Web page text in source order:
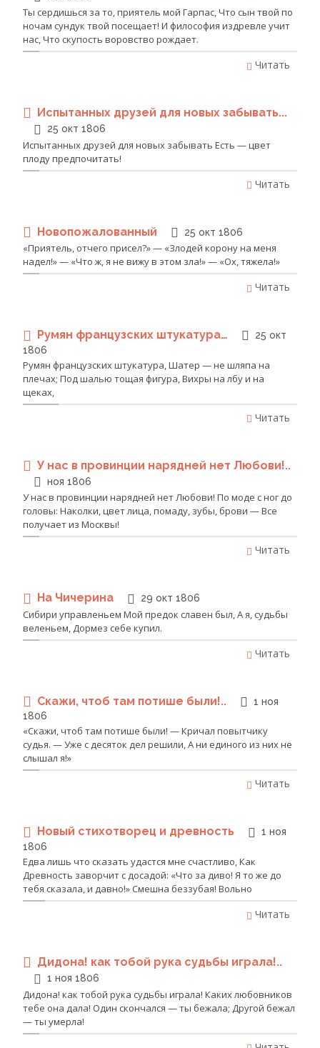
Ты сердишься за то, приятель мой Гарпас, Что сын твой по
ночам сундук твой посещает! И философия издревле учит
нас, Что скупость воровство рождает.
Читать
Испытанных друзей для новых забывать...
25 окт 1806
Испытанных друзей для новых забывать Есть — цвет
плоду предпочитать!
Читать
Новопожалованный 25 окт 1806
«Приятель, отчего присел?» — «Злодей корону на меня
надел!» — «Что ж, я не вижу в этом зла!» — «Ох, тяжела!»
Читать
Румян французских штукатура…
25 окт
1806
Румян французских штукатура, Шатер — не шляпа на
плечах; Под шалью тощая фигура, Вихры на лбу и на
щеках,
Читать
У нас в провинции нарядней нет Любови!..
ноя 1806
У нас в провинции нарядней нет Любови! По моде с ног до
головы: Наколки, цвет лица, помаду, зубы, брови — Все
получает из Москвы!
Читать
На Чичерина 29 окт 1806
Сибири управленьем Мой предок славен был, А я, судьбы
веленьем, Дормез себе купил.
Читать
Скажи, чтоб там потише были!..
1 ноя
1806
«Скажи, чтоб там потише были! — Кричал повытчику
судья. — Уже с десяток дел решили, А ни единого из них не
слышал я!»
Читать
Новый стихотворец и древность
1 ноя
1806
Едва лишь что сказать удастся мне счастливо, Как
Древность заворчит с досадой: «Что за диво! Я то же до
тебя сказала, и давно!» Смешна беззубая! Вольно
Читать
Дидона! как тобой рука судьбы играла!..
1 ноя 1806
Дидона! как тобой рука судьбы играла! Каких любовников
тебе она дала! Один скончался — ты бежала; Другой бежал
— ты умерла!